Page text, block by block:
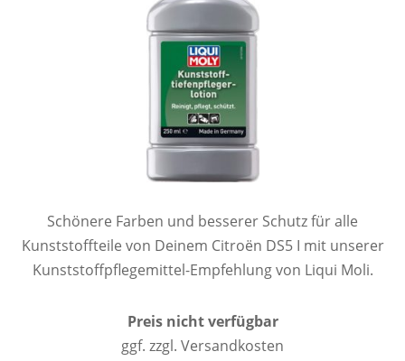
Schönere Farben und besserer Schutz für alle
Kunststoffteile von Deinem Citroën DS5 I mit unserer
Kunststoffpflegemittel-Empfehlung von Liqui Moli.
Preis nicht verfügbar
ggf. zzgl. Versandkosten